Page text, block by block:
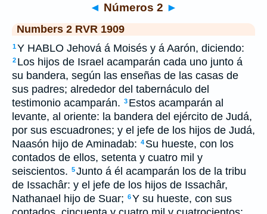
◄ Números 2 ►
Numbers 2 RVR 1909
1Y HABLO Jehová á Moisés y á Aarón, diciendo:
2 Los hijos de Israel acamparán cada uno junto á
su bandera, según las enseñas de las casas de
sus padres; alrededor del tabernáculo del
testimonio acamparán. 3 Estos acamparán al
levante, al oriente: la bandera del ejército de Judá,
por sus escuadrones; y el jefe de los hijos de Judá,
Naasón hijo de Aminadab: 4 Su hueste, con los
contados de ellos, setenta y cuatro mil y
seiscientos. 5Junto á él acamparán los de la tribu
de Issachâr: y el jefe de los hijos de Issachâr,
Nathanael hijo de Suar; 6Y su hueste, con sus